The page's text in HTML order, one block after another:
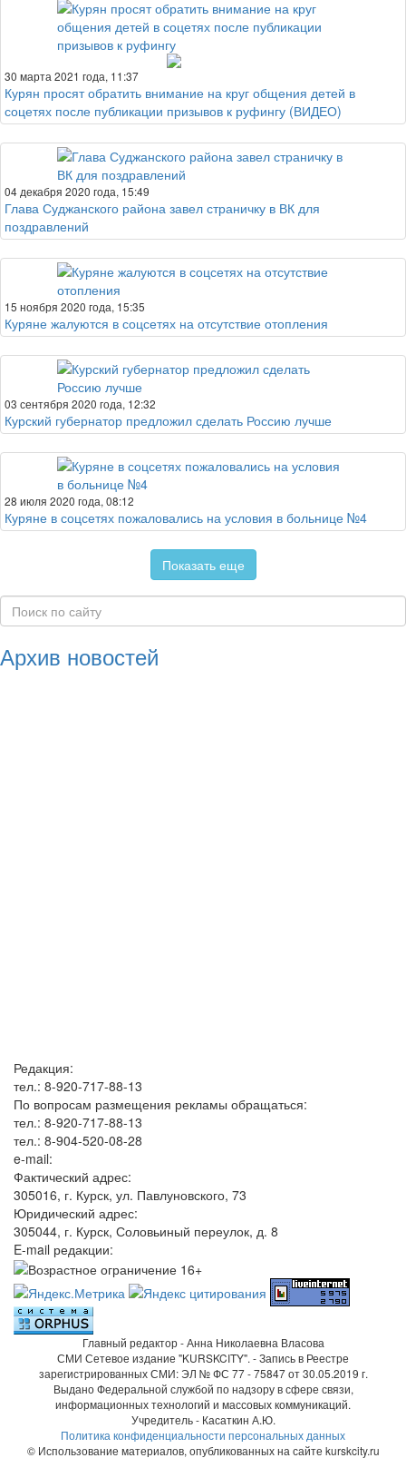
30 марта 2021 года, 11:37
Курян просят обратить внимание на круг общения детей в
соцетях после публикации призывов к руфингу (ВИДЕО)
04 декабря 2020 года, 15:49
Глава Суджанского района завел страничку в ВК для
поздравлений
15 ноября 2020 года, 15:35
Куряне жалуются в соцсетях на отсутствие отопления
03 сентября 2020 года, 12:32
Курский губернатор предложил сделать Россию лучше
28 июля 2020 года, 08:12
Куряне в соцсетях пожаловались на условия в больнице №4
Показать еще
Архив новостей
Редакция:
тел.: 8-920-717-88-13
По вопросам размещения рекламы обращаться:
тел.: 8-920-717-88-13
тел.: 8-904-520-08-28
e-mail:
Фактический адрес:
305016, г. Курск, ул. Павлуновского, 73
Юридический адрес:
305044, г. Курск, Соловьиный переулок, д. 8
E-mail редакции:
Главный редактор - Анна Николаевна Власова
СМИ Сетевое издание "KURSKCITY". - Запись в Реестре
зарегистрированных СМИ: ЭЛ № ФС 77 - 75847 от 30.05.2019 г.
Выдано Федеральной службой по надзору в сфере связи,
информационных технологий и массовых коммуникаций.
Учредитель - Касаткин А.Ю.
Политика конфиденциальности персональных данных
© Использование материалов, опубликованных на сайте kurskcity.ru